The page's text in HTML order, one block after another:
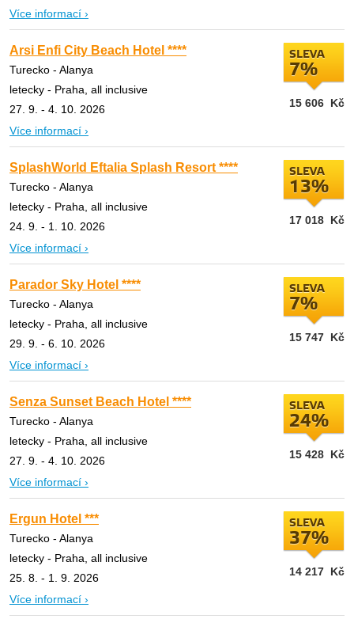
Více informací ›
Arsi Enfi City Beach Hotel ****
Turecko - Alanya
letecky - Praha, all inclusive
27. 9. - 4. 10. 2026
Více informací ›
SLEVA
7%
15 606 Kč
SplashWorld Eftalia Splash Resort ****
Turecko - Alanya
letecky - Praha, all inclusive
24. 9. - 1. 10. 2026
Více informací ›
SLEVA
13%
17 018 Kč
Parador Sky Hotel ****
Turecko - Alanya
letecky - Praha, all inclusive
29. 9. - 6. 10. 2026
Více informací ›
SLEVA
7%
15 747 Kč
Senza Sunset Beach Hotel ****
Turecko - Alanya
letecky - Praha, all inclusive
27. 9. - 4. 10. 2026
Více informací ›
SLEVA
24%
15 428 Kč
Ergun Hotel ***
Turecko - Alanya
letecky - Praha, all inclusive
25. 8. - 1. 9. 2026
Více informací ›
SLEVA
37%
14 217 Kč